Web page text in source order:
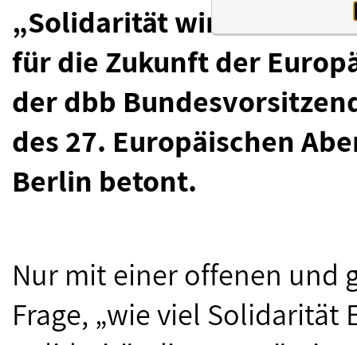
„Solidarität wird das
für die Zukunft der
der dbb
des 27. Europäischen
Berlin betont.
Nur mit einer offenen und
Frage, „wie viel